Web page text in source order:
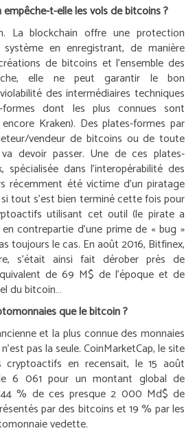
t-elle les vols de bitcoins ?
La blockchain offre une protection
en enregistrant, de manière
de bitcoins et l’ensemble des
elle ne peut garantir le bon
des intermédiaires techniques
formes dont les plus connues sont
Kraken). Des plates-formes par
vendeur de bitcoins ou de toute
devoir passer. Une de ces plates-
dans l’interopérabilité des
récemment été victime d’un piratage
tout s’est bien terminé cette fois pour
utilisant cet outil (le pirate a
contrepartie d’une prime de « bug »
toujours le cas. En août 2016, Bitfinex,
s’était ainsi fait dérober près de
de 69 M$ de l’époque et de
du bitcoin…
que le bitcoin ?
et la plus connue des monnaies
pas la seule. CoinMarketCap, le site
en recensait, le 15 août
6 061 pour un montant global de
% de ces presque 2 000 Md$ de
par des bitcoins et 19 % par les
vedette.